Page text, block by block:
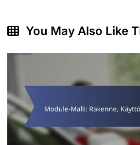
You May Also Like